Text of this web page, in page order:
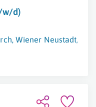
w/d)
, Wiener Neustadt,